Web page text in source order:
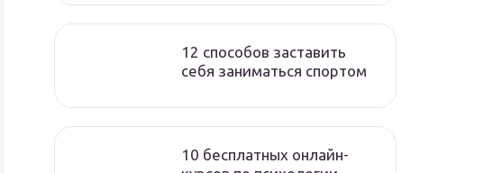
12 способов заставить
себя заниматься спортом
10 бесплатных онлайн-